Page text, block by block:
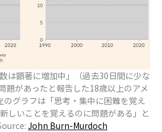
は顕著に増加中」（過去30日間に少な
題があったと報告した18歳以上のアメ
のグラフは「思考・集中に困難を覚え
しいことを覚えるのに問題がある」と
John Burn-Murdoch